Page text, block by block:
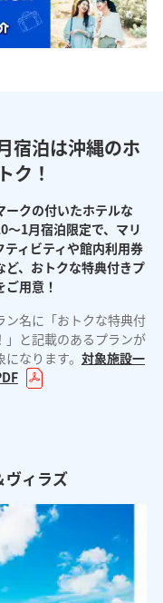
宿泊は沖縄のホ
ク！
ークの付いたホテルな
～1月宿泊限定で、マリ
ティビティや館内利用券
ど、おトクな特典付きプ
ご用意！
ン名に「おトクな特典付
」と記載のあるプランが
になります。 対象施設一
ヴィラズ